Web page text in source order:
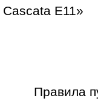
E11»
Правила